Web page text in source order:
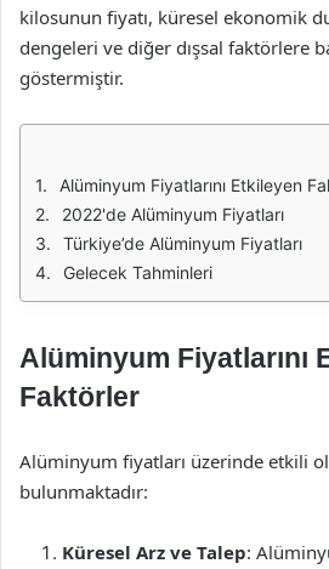
kilosunun fiyatı, küresel ekonomik
dengeleri ve diğer dışsal faktörlere
göstermiştir.
Alüminyum Fiyatlarını Etkileyen
2022'de Alüminyum Fiyatları
Türkiye’de Alüminyum Fiyatları
Gelecek Tahminleri
Alüminyum Fiyatlarını
Faktörler
Alüminyum fiyatları üzerinde etkili
bulunmaktadır:
Küresel Arz ve Talep: